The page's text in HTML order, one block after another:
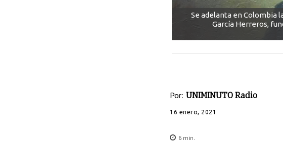
Se adelanta en Colombia
García Herreros,
Por: UNIMINUTO Radio
16 enero, 2021
6 min.